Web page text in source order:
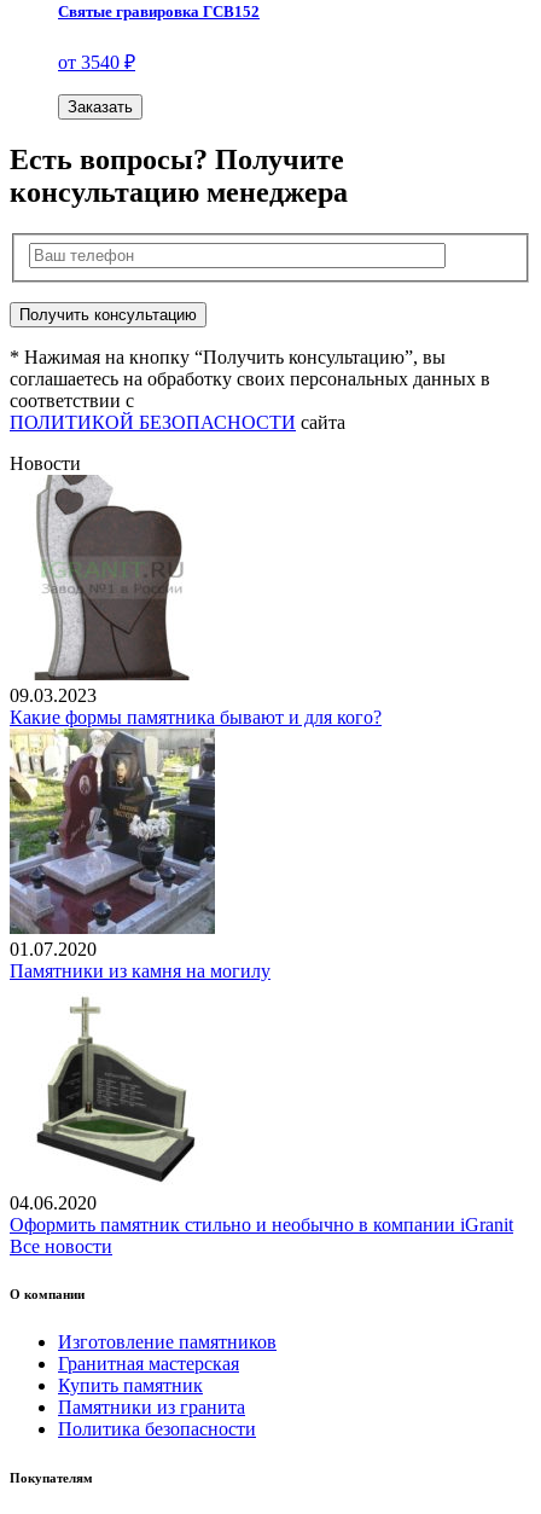
Святые гравировка ГСВ152
от 3540 ₽
Заказать
Есть вопросы? Получите
консультацию менеджера
* Нажимая на кнопку “Получить консультацию”, вы
соглашаетесь на обработку своих персональных данных в
соответствии с
ПОЛИТИКОЙ БЕЗОПАСНОСТИ сайта
Новости
09.03.2023
Какие формы памятника бывают и для кого?
01.07.2020
Памятники из камня на могилу
04.06.2020
Оформить памятник стильно и необычно в компании iGranit
Все новости
О компании
Изготовление памятников
Гранитная мастерская
Купить памятник
Памятники из гранита
Политика безопасности
Покупателям